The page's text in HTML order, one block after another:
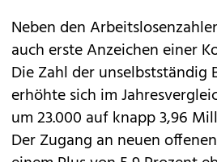
Neben den
auch erste Anzeichen einer
Die Zahl der unselbstständig
erhöhte sich im
um 23.000 auf knapp 3,96
Der Zugang an neuen